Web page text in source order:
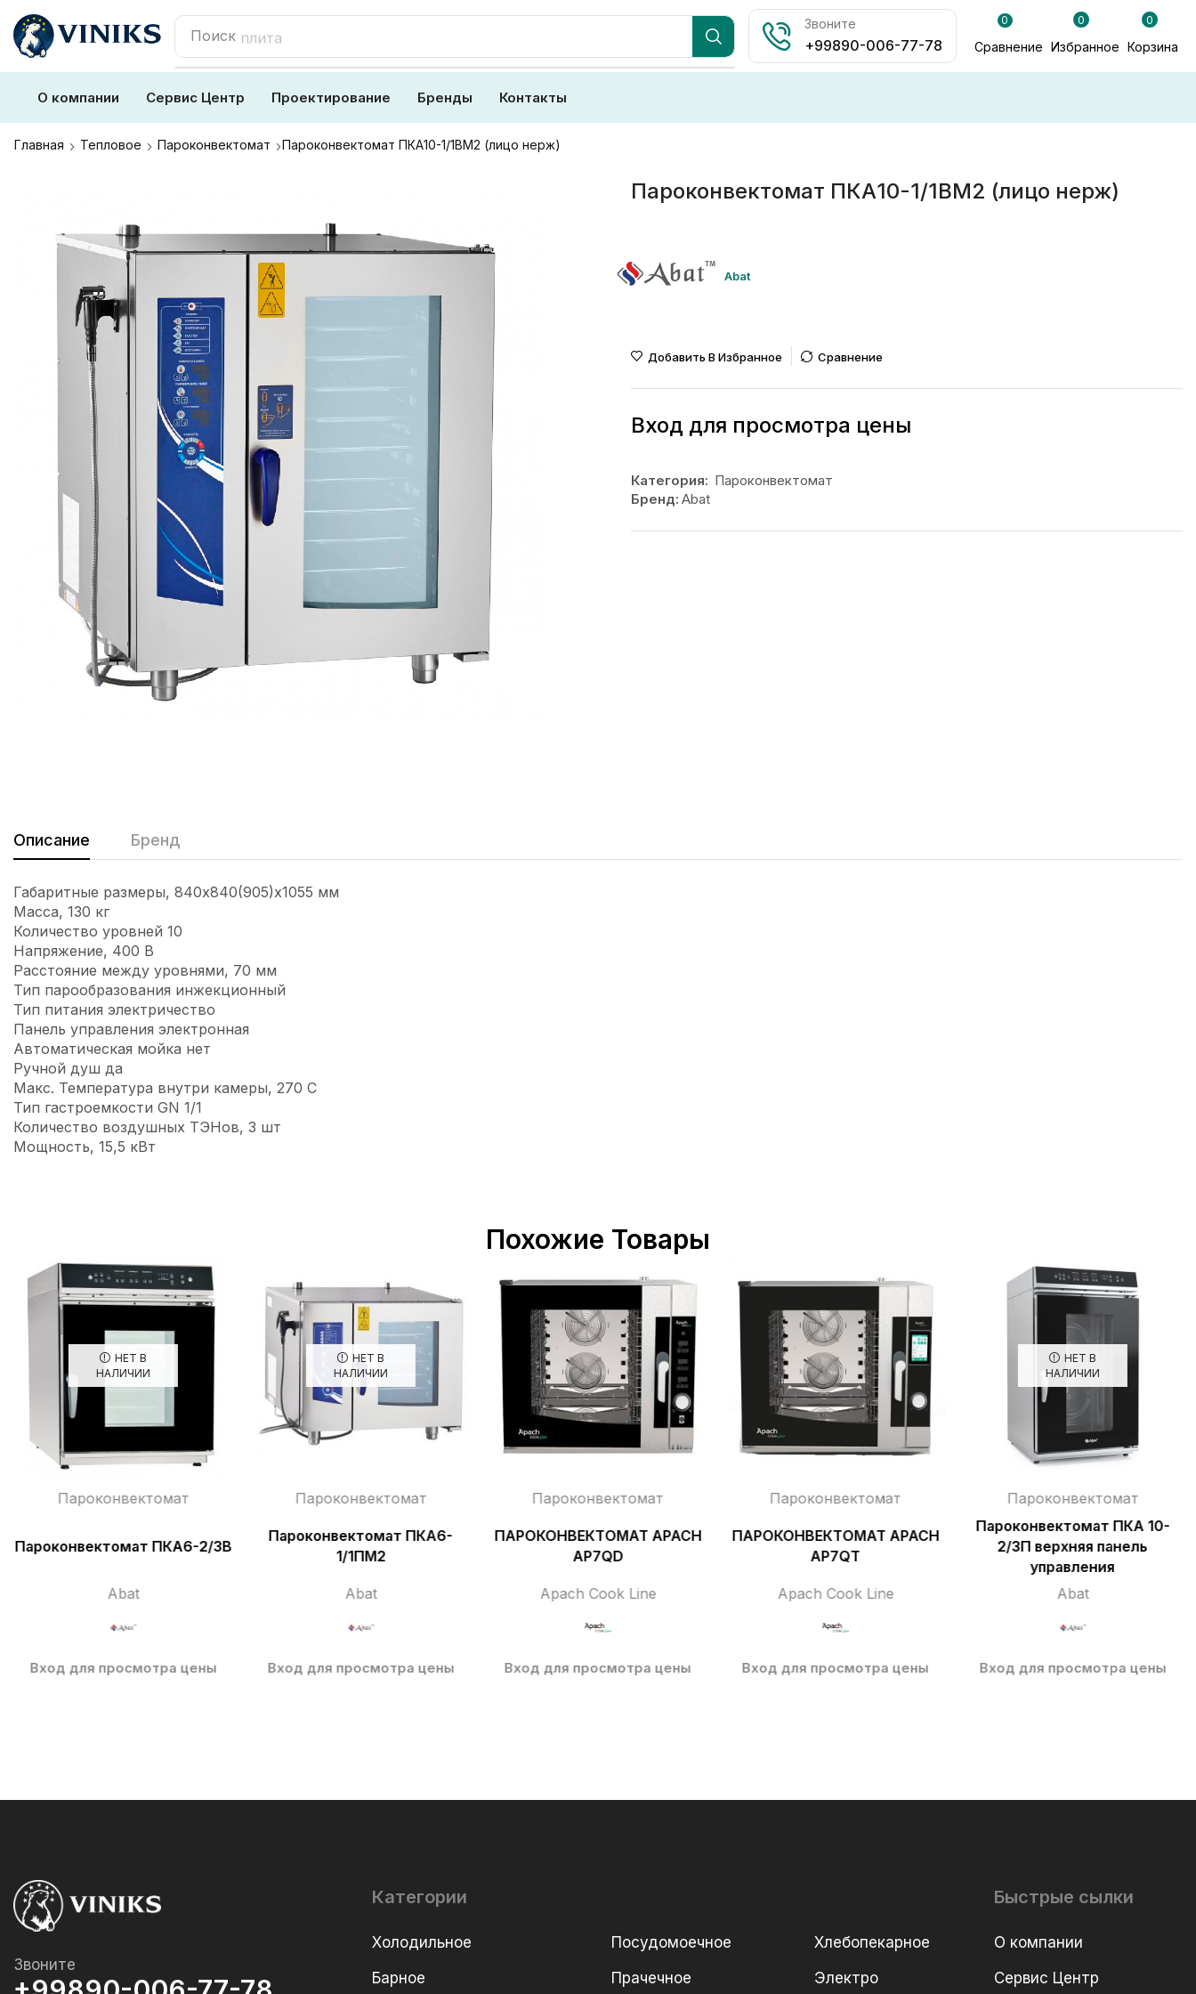
Поиск плита
Звоните
+99890-006-77-78
0
Сравнение
0
Избранное
0
Корзина
О компании Сервис Центр Проектирование Бренды Контакты
Главная Тепловое Пароконвектомат Пароконвектомат ПКА10-1/1ВМ2 (лицо нерж)
Пароконвектомат ПКА10-1/1ВМ2 (лицо нерж)
Abat
Добавить В Избранное Сравнение
Вход для просмотра цены
Категория: Пароконвектомат
Бренд: Abat
Описание Бренд
Габаритные размеры, 840х840(905)х1055 мм
Масса, 130 кг
Количество уровней 10
Напряжение, 400 В
Расстояние между уровнями, 70 мм
Тип парообразования инжекционный
Тип питания электричество
Панель управления электронная
Автоматическая мойка нет
Ручной душ да
Макс. Температура внутри камеры, 270 С
Тип гастроемкости GN 1/1
Количество воздушных ТЭНов, 3 шт
Мощность, 15,5 кВт
Похожие Товары
НЕТ В
НАЛИЧИИ
Пароконвектомат
Пароконвектомат ПКА6-2/3В
Abat
Вход для просмотра цены
НЕТ В
НАЛИЧИИ
Пароконвектомат
Пароконвектомат ПКА6-
1/1ПМ2
Abat
Вход для просмотра цены
Пароконвектомат
ПАРОКОНВЕКТОМАТ APACH
AP7QD
Apach Cook Line
Вход для просмотра цены
Пароконвектомат
ПАРОКОНВЕКТОМАТ APACH
AP7QT
Apach Cook Line
Вход для просмотра цены
НЕТ В
НАЛИЧИИ
Пароконвектомат
Пароконвектомат ПКА 10-
2/3П верхняя панель
управления
Abat
Вход для просмотра цены
Звоните
Категории
Холодильное
Барное
Посудомоечное
Прачечное
Хлебопекарное
Электро
Быстрые сылки
О компании
Сервис Центр